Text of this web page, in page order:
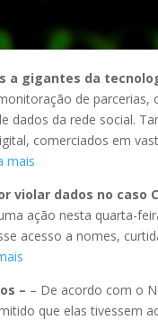
a gigantes da
de
da rede social.
comerciados em
mais
violar dados no caso
ação nesta quarta-
acesso a nomes,
– – De acordo com o
que elas tivessem